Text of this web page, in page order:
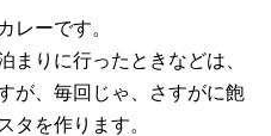
レーです。
まりに行ったときなどは、
が、毎回じゃ、さすがに飽
タを作ります。